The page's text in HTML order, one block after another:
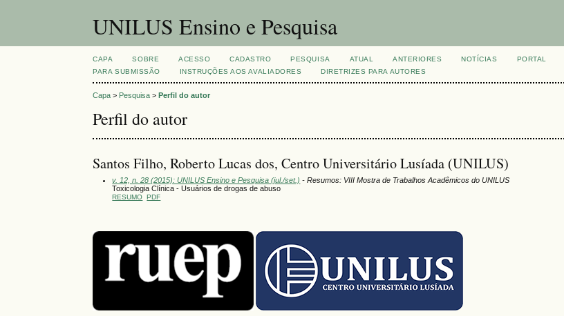
UNILUS Ensino e Pesquisa
CAPA SOBRE ACESSO CADASTRO PESQUISA ATUAL ANTERIORES NOTÍCIAS PORTAL
PARA SUBMISSÃO
INSTRUÇÕES AOS AVALIADORES DIRETRIZES PARA AUTORES
Capa > Pesquisa >Perfil do autor
Perfil do autor
Santos Filho, Roberto Lucas dos, Centro Universitário Lusíada (UNILUS)
v. 12, n. 28 (2015): UNILUS Ensino e Pesquisa (jul./set.) - Resumos: VIII Mostra de Trabalhos Acadêmicos do UNILUS
Toxicologia Clínica - Usuários de drogas de abuso
RESUMO PDF